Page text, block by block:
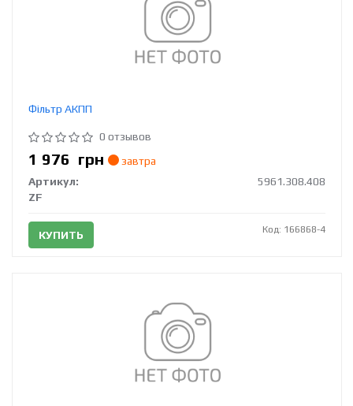
Фільтр АКПП
0 отзывов
1 976 грн
завтра
Артикул:
5961.308.408
ZF
КУПИТЬ Код: 166868-4